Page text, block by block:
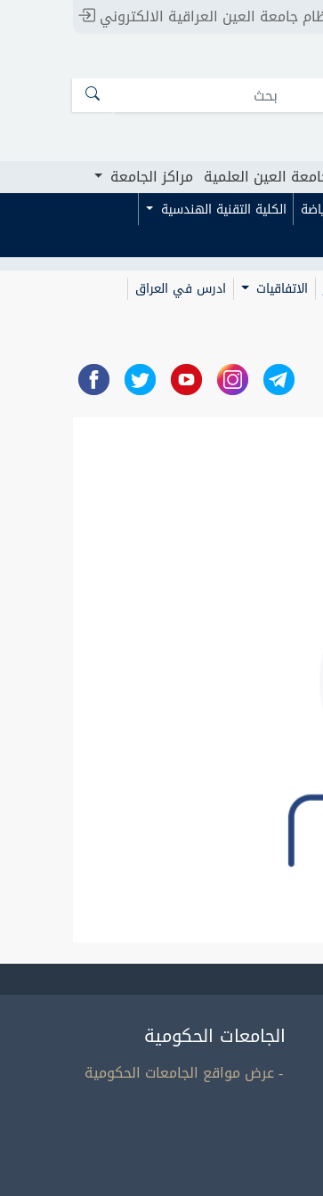
العلمية مراكز الجامعة
جامعة العين العراقية الالكتروني
العين العلمية مراكز الجامعة
الكلية التقنية الهندسية
الاتفاقيات
ادرس في العراق
الجامعات الحكومية
- عرض مواقع الجامعات الحكومية